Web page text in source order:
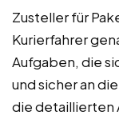
Zusteller für
Kurierfahrer
Aufgaben, die
und sicher an
die detaillierten